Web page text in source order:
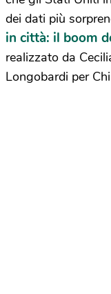
dei dati più
in città: il boom
realizzato da
Longobardi per